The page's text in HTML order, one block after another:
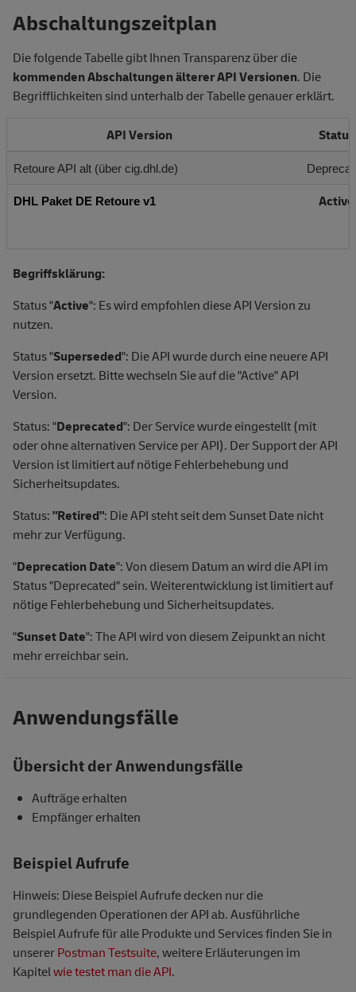
Abschaltungszeitplan
Die folgende Tabelle gibt Ihnen Transparenz über die
kommenden Abschaltungen älterer API Versionen. Die
Begrifflichkeiten sind unterhalb der Tabelle genauer erklärt.
API Version Status
Retoure API alt (über cig.dhl.de)
DHL Paket DE Retoure v1 Active
Begriffsklärung:
Status "Active": Es wird empfohlen diese API Version zu
nutzen.
Status "Superseded": Die API wurde durch eine neuere API
Version ersetzt. Bitte wechseln Sie auf die "Active" API
Version.
Status: "Deprecated": Der Service wurde eingestellt (mit
oder ohne alternativen Service per API). Der Support der API
Version ist limitiert auf nötige Fehlerbehebung und
Sicherheitsupdates.
Status:"Retired": Die API steht seit dem Sunset Date nicht
mehr zur Verfügung.
"Deprecation Date": Von diesem Datum an wird die API im
Status "Deprecated" sein. Weiterentwicklung ist limitiert auf
nötige Fehlerbehebung und Sicherheitsupdates.
"Sunset Date": The API wird von diesem Zeipunkt an nicht
mehr erreichbar sein.
Anwendungsfälle
Übersicht der Anwendungsfälle
Aufträge erhalten
Empfänger erhalten
Beispiel Aufrufe
Hinweis: Diese Beispiel Aufrufe decken nur die
grundlegenden Operationen der API ab. Ausführliche
Beispiel Aufrufe für alle Produkte und Services finden Sie in
unsererPostman Testsuite, weitere Erläuterungen im
Kapitelwie testet man die API.